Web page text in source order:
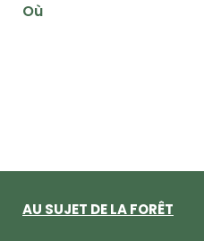
Où
AU SUJET DE LA FORÊT